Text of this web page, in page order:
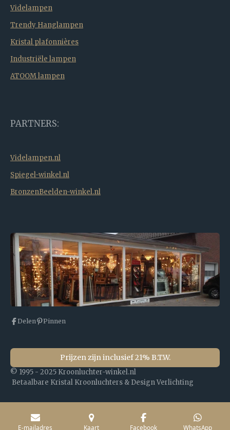
Videlampen
Trendy Hanglampen
Kristal plafonnières
Industriële lampen
ATOOM lampen
PARTNERS:
Videlampen.nl
Spiegel-winkel.nl
BronzenBeelden-winkel.nl
Delen Pinnen
Prijzen zijn inclusief 21% B.T.W.
© 1995 - 2025 Kroonluchter-winkel.nl
Betaalbare Kristal Kroonluchters & Design Verlichting
E-mailadres Kaart Facebook WhatsApp